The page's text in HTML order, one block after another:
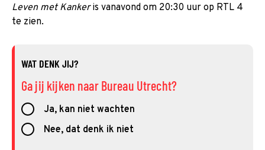
Leven met Kankeris vanavond om 20:30 uur op RTL 4
te zien.
WAT DENK JIJ?
Ga jij kijken naar Bureau Utrecht?
Ja, kan niet wachten
Nee, dat denk ik niet